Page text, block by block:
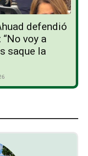
defendió
voy a
saque la